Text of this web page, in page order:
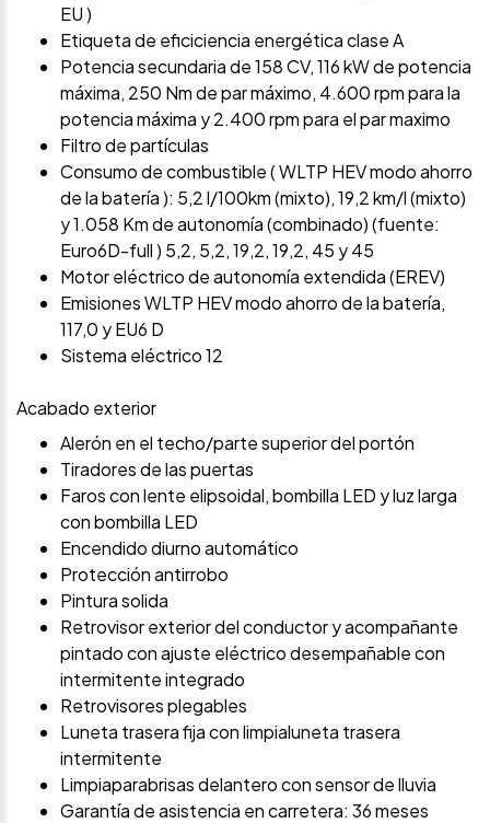
EU )
Etiqueta de eficiciencia energética clase A
Potencia secundaria de 158 CV, 116 kW de potencia
máxima, 250 Nm de par máximo, 4.600 rpm para la
potencia máxima y 2.400 rpm para el par maximo
Filtro de partículas
Consumo de combustible ( WLTP HEV modo ahorro
de la batería ): 5,2 l/100km (mixto), 19,2 km/l (mixto)
y 1.058 Km de autonomía (combinado) (fuente:
Euro6D-full ) 5,2, 5,2, 19,2, 19,2, 45 y 45
Motor eléctrico de autonomía extendida (EREV)
Emisiones WLTP HEV modo ahorro de la batería,
117,0 y EU6 D
Sistema eléctrico 12
Acabado exterior
Alerón en el techo/parte superior del portón
Tiradores de las puertas
Faros con lente elipsoidal, bombilla LED y luz larga
con bombilla LED
Encendido diurno automático
Protección antirrobo
Pintura solida
Retrovisor exterior del conductor y acompañante
pintado con ajuste eléctrico desempañable con
intermitente integrado
Retrovisores plegables
Luneta trasera fija con limpialuneta trasera
intermitente
Limpiaparabrisas delantero con sensor de lluvia
Garantía de asistencia en carretera: 36 meses